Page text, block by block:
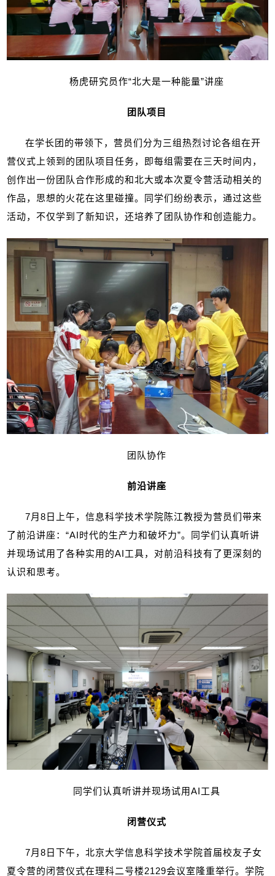
杨虎研究员作“北大是一种能量”讲座
团队项目
在学长团的带领下，营员们分为三组热烈讨论各组在开
营仪式上领到的团队项目任务，即每组需要在三天时间内，
创作出一份团队合作形成的和北大或本次夏令营活动相关的
作品，思想的火花在这里碰撞。同学们纷纷表示，通过这些
活动，不仅学到了新知识，还培养了团队协作和创造能力。
团队协作
前沿讲座
7月8 日上午，信息科学技术学院陈江教授为营员们带来
了前沿讲座：“AI时代的生产力和破坏力”。同学们认真听讲
并现场试用了各种实用的AI工具，对前沿科技有了更深刻的
认识和思考。
同学们认真听讲并现场试用AI工具
闭营仪式
7月8 日下午，北京大学信息科学技术学院首届校友子女
夏令营的闭营仪式在理科二号楼2129会议室隆重举行。学院